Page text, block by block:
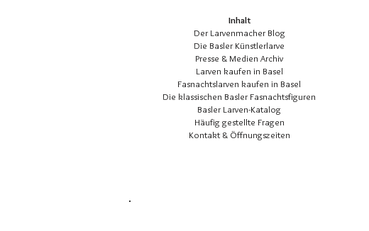
Inhalt
Der Larvenmacher Blog
Die Basler Künstlerlarve
Presse & Medien Archiv
Larven kaufen in Basel
Fasnachtslarven kaufen in Basel
Die klassischen Basler Fasnachtsfiguren
Basler Larven-Katalog
Häufig gestellte Fragen
Kontakt & Öffnungszeiten